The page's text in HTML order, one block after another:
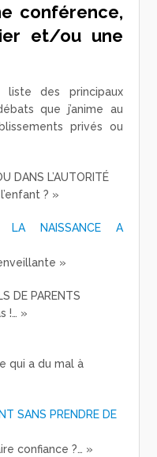
conférence,
et/ou une
liste des principaux
que j’anime au
privés ou
DANS L’AUTORITÉ
? »
LA NAISSANCE A
»
DE PARENTS
!… »
qui a du mal à
SANS PRENDRE DE
confiance ?… »